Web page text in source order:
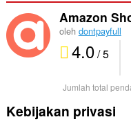
Amazon
oleh dontpayfull
4.0/ 5
Jumlah total
Kebijakan privasi